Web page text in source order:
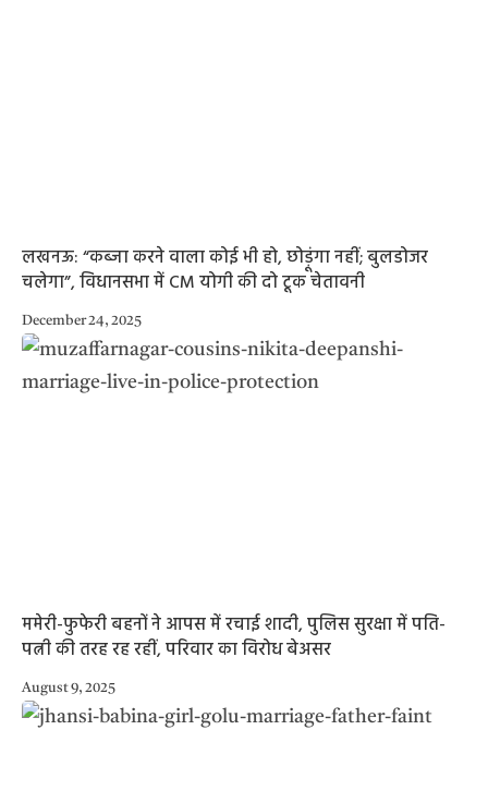
लखनऊ: “कब्जा करने वाला कोई भी हो, छोड़ूंगा नहीं; बुलडोजर
चलेगा”, विधानसभा में CM योगी की दो टूक चेतावनी
December 24, 2025
ममेरी-फुफेरी बहनों ने आपस में रचाई शादी, पुलिस सुरक्षा में पति-
पत्नी की तरह रह रहीं, परिवार का विरोध बेअसर
August 9, 2025